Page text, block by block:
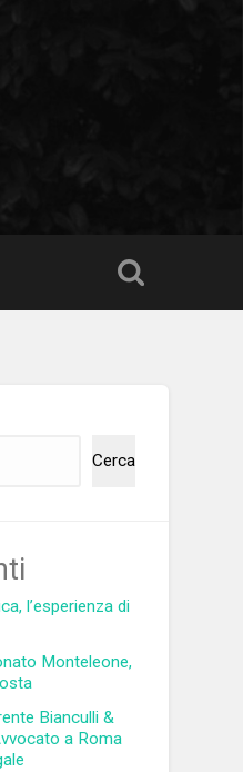
Cerca
l’esperienza di
Monteleone,
Bianculli &
a Roma